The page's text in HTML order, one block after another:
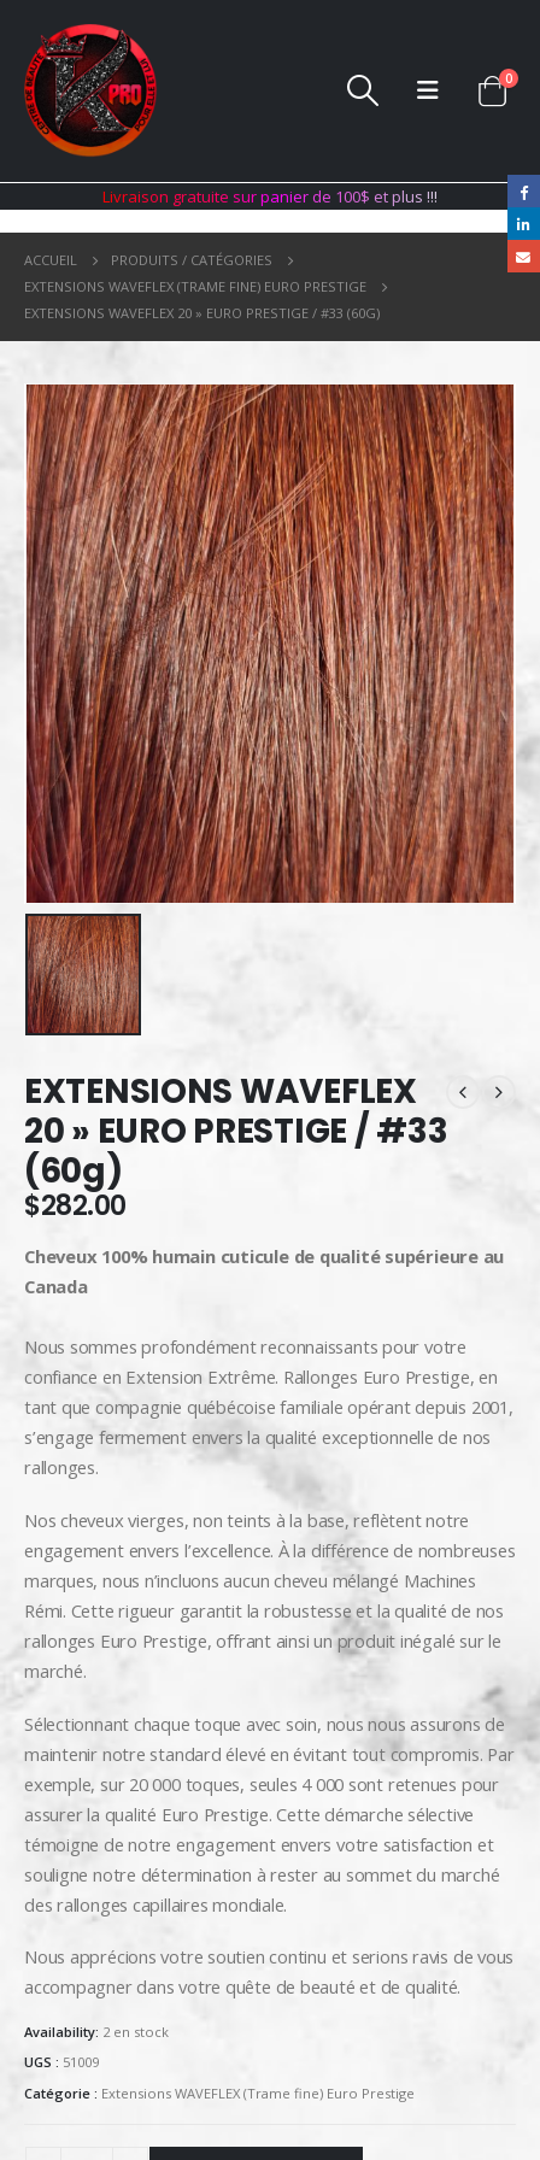
0
Livraison gratuite surpanier de 100$ etplus !!!
ACCUEIL
PRODUITS / CATÉGORIES
EXTENSIONS WAVEFLEX (TRAME FINE) EURO PRESTIGE
EXTENSIONS WAVEFLEX 20 » EURO PRESTIGE / #33 (60G)
EXTENSIONS WAVEFLEX
20 » EURO PRESTIGE / #33
(60g)
$282.00
Cheveux 100% humain cuticule de qualité supérieure au
Canada
Nous sommes profondément reconnaissants pour votre
confiance en Extension Extrême. Rallonges Euro Prestige, en
tant que compagnie québécoise familiale opérant depuis 2001,
s’engage fermement envers la qualité exceptionnelle de nos
rallonges.
Nos cheveux vierges, non teints à la base, reflètent notre
engagement envers l’excellence. À la différence de nombreuses
marques, nous n’incluons aucun cheveu mélangé Machines
Rémi. Cette rigueur garantit la robustesse et la qualité de nos
rallonges Euro Prestige, offrant ainsi un produit inégalé sur le
marché.
Sélectionnant chaque toque avec soin, nous nous assurons de
maintenir notre standard élevé en évitant tout compromis. Par
exemple, sur 20 000 toques, seules 4 000 sont retenues pour
assurer la qualité Euro Prestige. Cette démarche sélective
témoigne de notre engagement envers votre satisfaction et
souligne notre détermination à rester au sommet du marché
des rallonges capillaires mondiale.
Nous apprécions votre soutien continu et serions ravis de vous
accompagner dans votre quête de beauté et de qualité.
Availability: 2 en stock
UGS : 51009
Catégorie : Extensions WAVEFLEX (Trame fine) Euro Prestige